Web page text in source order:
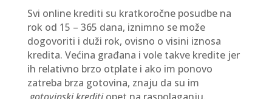
Svi online krediti su kratkoročne posudbe na
rok od 15 – 365 dana, iznimno se može
dogovoriti i duži rok, ovisno o visini iznosa
kredita. Većina građana i vole takve kredite jer
ih relativno brzo otplate i ako im ponovo
zatreba brza gotovina, znaju da su im